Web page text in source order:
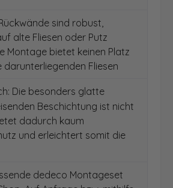
sind robust,
alte Fliesen oder Putz
Montage bietet keinen Platz
Fliesen
Die besonders glatte
Beschichtung ist nicht
dadurch kaum
und erleichtert somit die
dedeco Montageset